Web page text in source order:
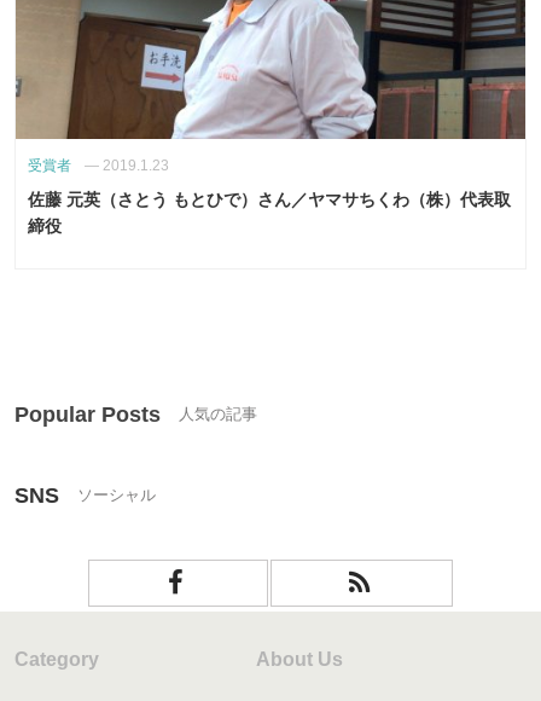
受賞者 — 2019.1.23
佐藤 元英（さとう もとひで）さん／ヤマサちくわ（株）代表取
締役
Popular Posts
SNS
Category About Us